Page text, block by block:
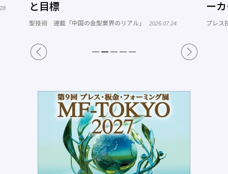
と目標
型技術 連載「中国の金型業界のリアル」 2026.07.24
ー
プレス